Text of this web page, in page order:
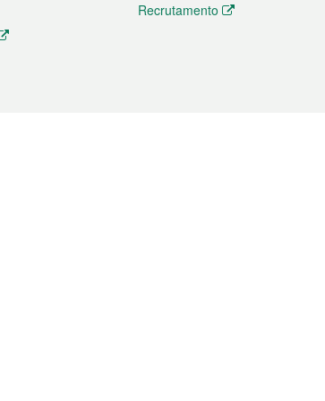
Recrutamento